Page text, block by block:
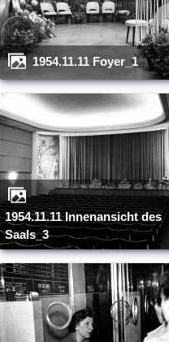
1954.11.11 Foyer_1
1954.11.11 Innenansicht des
Saals_3